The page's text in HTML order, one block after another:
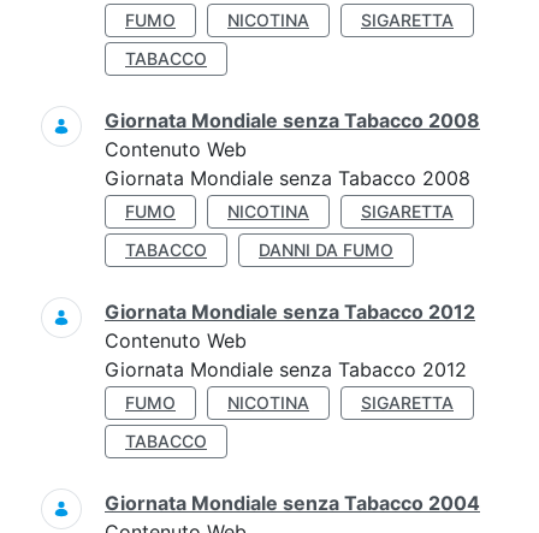
FUMO NICOTINA
SIGARETTA
TABACCO
Giornata Mondiale senza Tabacco 2008
Contenuto Web
Giornata Mondiale senza Tabacco 2008
FUMO NICOTINA
SIGARETTA
TABACCO
DANNI DA FUMO
Giornata Mondiale senza Tabacco 2012
Contenuto Web
Giornata Mondiale senza Tabacco 2012
FUMO NICOTINA
SIGARETTA
TABACCO
Giornata Mondiale senza Tabacco 2004